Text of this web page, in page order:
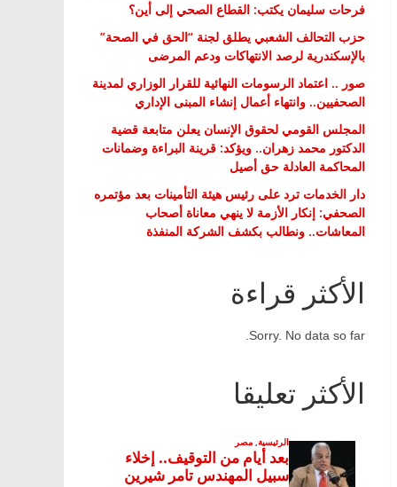
فرحات سليمان يكتب: القطاع الصحي إلى أين؟
حزب التحالف الشعبي يطلق لجنة “الحق في الصحة”
بالإسكندرية لرصد الانتهاكات ودعم المرضى
صور .. اعتماد الرسومات النهائية للقرار الوزاري لمدينة
الصحفيين.. وانتهاء أعمال إنشاء المبنى الإداري
المجلس القومي لحقوق الإنسان يعلن متابعة قضية
الدكتور محمد زهران.. ويؤكد: قرينة البراءة وضمانات
المحاكمة العادلة حق أصيل
دار الخدمات ترد على رئيس هيئة التأمينات بعد مؤتمره
الصحفي: إنكار الأزمة لا ينهي معاناة أصحاب
المعاشات.. ونطالب بكشف الشركة المنفذة
الأكثر قراءة
Sorry. No data so far.
الأكثر تعليقا